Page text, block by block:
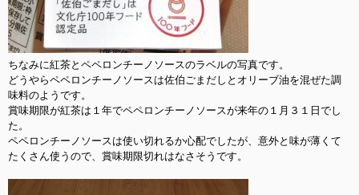
ちなみに紅茶とペペロンチーノソースのラベルの写真です。
どうやらペペロンチーノソースは佐伯ごまだしとオリーブ油を混ぜた調
味料のようです。
賞味期限が紅茶は１年でペペロンチーノソースが来年の１月３１日でし
た。
ペペロンチーノソースは使い切れるか心配でしたが、意外と味が薄くて
たくさん使うので、賞味期限切れはなさそうです。